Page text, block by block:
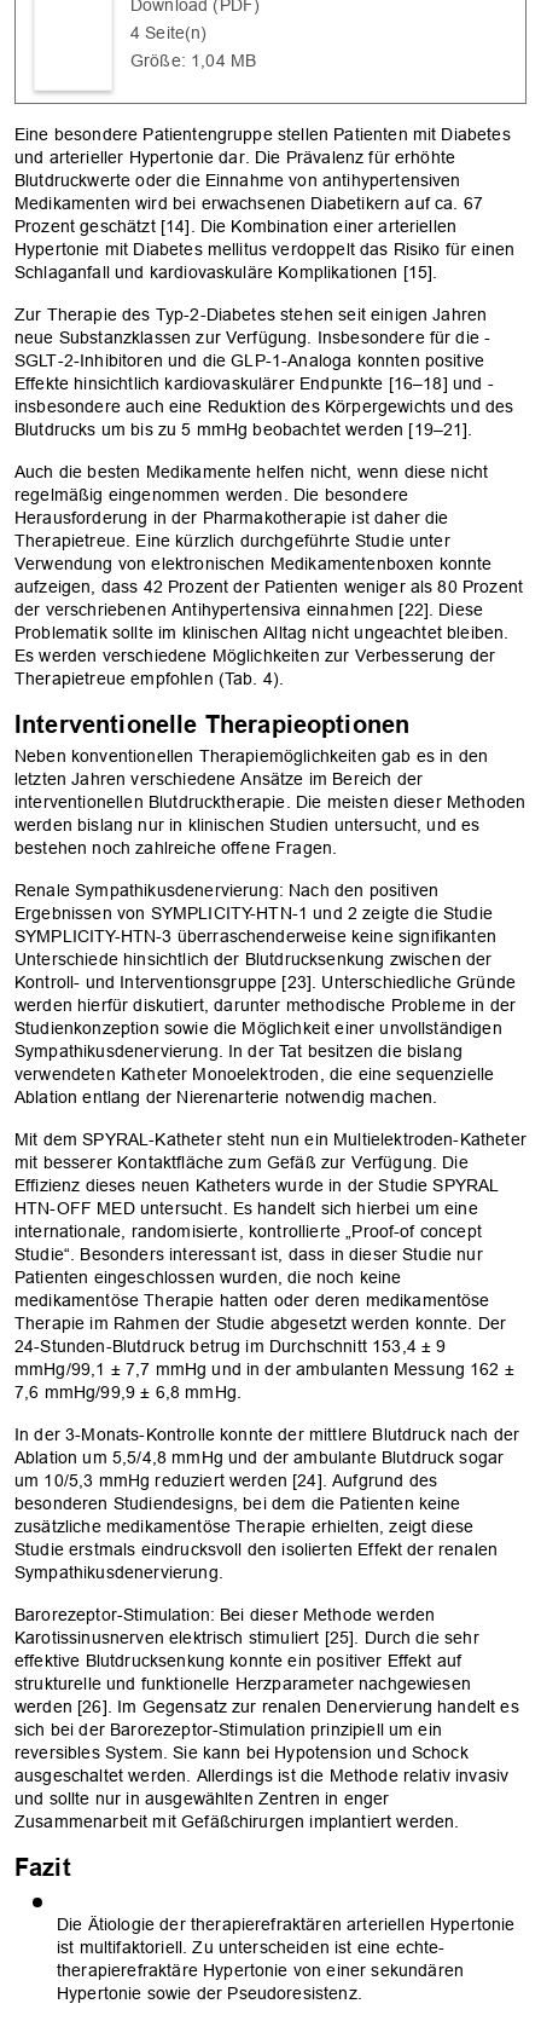
Download (PDF)
4 Seite(n)
Größe: 1,04 MB
Eine besondere Patientengruppe ­stellen ­Patienten mit Diabetes
und arterieller ­Hypertonie dar. Die Prävalenz für ­erhöhte
Blutdruckwerte oder die Einnahme von ­antihypertensiven
Medikamenten wird bei erwachsenen Diabetikern auf ca. 67
Prozent geschätzt [14]. Die Kombination ­einer arteriellen
Hypertonie mit Diabetes mellitus verdoppelt das Risiko für einen
Schlaganfall und kardiovaskuläre Komplikationen [15].
Zur Therapie des Typ-2-Diabetes ­stehen seit ­einigen Jahren
neue ­Substanzklassen zur Verfügung. Insbesondere für die ­
SGLT-2-­Inhibitoren und die GLP-1-­Analoga konnten positive
Effekte hinsichtlich ­kardiovaskulärer Endpunkte [16–18] und ­
insbesondere auch eine Reduktion des ­Körpergewichts und des
Blutdrucks um bis zu 5 mmHg beobachtet werden [19–21].
Auch die besten Medikamente helfen nicht, wenn diese nicht
regelmäßig ­eingenommen werden. Die besondere
Herausforderung in der Pharmakotherapie ist daher die
Therapietreue. Eine kürzlich durchgeführte Studie unter
Verwendung von elektronischen Medikamentenboxen konnte
aufzeigen, dass 42 Prozent der Patienten weniger als 80 Prozent
der verschriebenen Antihypertensiva einnahmen [22]. Diese
Problematik sollte im klinischen Alltag nicht ungeachtet bleiben.
Es werden verschiedene Möglichkeiten zur Verbesserung der
Therapietreue empfohlen (Tab. 4).
Interventionelle Therapieoptionen
Neben konventionellen Therapiemöglichkeiten gab es in den
letzten Jahren verschiedene Ansätze im Bereich der
interventionellen Blutdrucktherapie. Die meisten dieser Methoden
werden bislang nur in klinischen Studien untersucht, und es
bestehen noch zahlreiche offene Fragen.
Renale Sympathikusdenervierung: Nach den positiven
Ergebnissen von ­SYMPLICITY-HTN-1 und 2 zeigte die Studie
SYMPLICITY-HTN-3 ­überraschenderweise keine signifikanten
Unterschiede hinsichtlich der Blutdrucksenkung zwischen der
Kontroll- und ­Interventionsgruppe [23]. Unterschiedliche Gründe
werden hierfür diskutiert, darunter methodische Probleme in der
Studienkonzeption sowie die Möglichkeit einer unvollständigen
Sympathikusdenervierung. In der Tat besitzen die bislang
verwendeten Katheter Monoelek­troden, die eine sequenzielle
Ablation­ entlang der Nierenarterie notwendig­ ­machen.
Mit dem SPYRAL-Katheter steht nun ein Multielektroden-Katheter
mit ­besserer Kontaktfläche zum Gefäß zur Verfügung. Die
Effizienz ­dieses ­neuen Katheters wurde in der Studie ­SPYRAL
HTN-OFF MED untersucht. Es handelt sich hierbei um eine
internationale, randomisierte, kontrollierte „Proof-of ­concept
Studie“. Besonders interessant ist, dass in dieser Studie nur
Patienten eingeschlossen wurden, die noch keine
medikamentöse ­Therapie hatten oder deren medikamentöse
Therapie im Rahmen der Studie abgesetzt werden konnte. Der
24-Stunden-Blutdruck betrug im Durchschnitt 153,4 ± 9
mmHg/99,1 ± 7,7 mmHg und in der ambulanten Messung 162 ±
7,6 mmHg/99,9 ± 6,8 mmHg.
In der 3-­Monats-Kontrolle konnte der mittlere Blutdruck nach der
Ablation um 5,5/4,8 mmHg und der ambulante Blutdruck sogar
um 10/5,3 mmHg reduziert werden [24]. Aufgrund des
besonderen Studiendesigns, bei dem die ­Patienten keine
zusätzliche medikamentöse Therapie erhielten, zeigt diese
Studie erstmals eindrucksvoll den ­isolierten Effekt der renalen
Sympathikusdenervierung.
Barorezeptor-Stimulation: Bei dieser­ Methode werden
Karotissinusnerven­ elektrisch stimuliert [25]. Durch die sehr
effektive Blutdrucksenkung konnte ein positiver Effekt auf
strukturelle und funktionelle Herzparameter nachgewiesen
werden [26]. Im Gegensatz zur renalen Denervierung handelt es
sich bei der Barorezeptor-Stimulation prinzipiell um ein
reversibles System. Sie kann bei Hypoten­sion und Schock
ausgeschaltet werden. Allerdings ist die Methode relativ invasiv
und sollte nur in ausgewählten Zentren in enger
Zusammenarbeit mit Gefäßchirurgen implantiert werden.
Fazit
Die Ätiologie der therapierefraktären arteriellen Hypertonie
ist multifaktoriell. Zu unterscheiden ist eine echte­
therapierefraktäre Hypertonie von ­einer sekundären
Hypertonie sowie der Pseudoresistenz.